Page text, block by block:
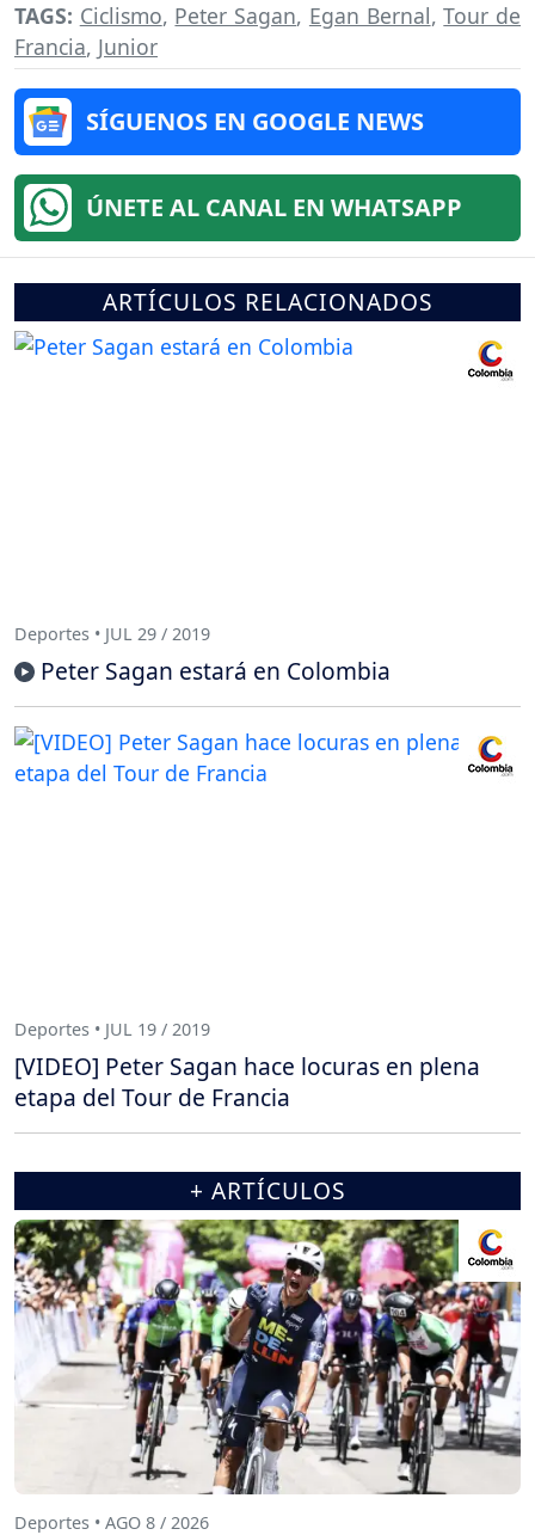
TAGS: Ciclismo, Peter Sagan, Egan Bernal,Tour de
Francia, Junior
SÍGUENOS EN GOOGLE NEWS
ÚNETE AL CANAL EN WHATSAPP
ARTÍCULOS RELACIONADOS
Deportes • JUL 29 / 2019
Peter Sagan estará en Colombia
Deportes • JUL 19 / 2019
[VIDEO] Peter Sagan hace locuras en plena
etapa del Tour de Francia
+ ARTÍCULOS
Deportes • AGO 8 / 2026